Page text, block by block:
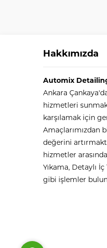
Hakkımızda
Automix
Ankara
hizmetleri
karşılamak için
Amaçlarımızdan
değerini
hizmetler
Yıkama, Detaylı
gibi işlemler